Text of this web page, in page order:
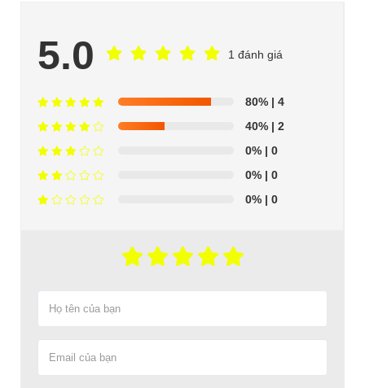
5.0 1 đánh giá
80% | 4
40% | 2
0% | 0
0% | 0
0% | 0